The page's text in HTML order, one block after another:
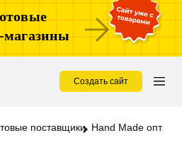
магазины
Создать сайт
поставщики Hand Made опт